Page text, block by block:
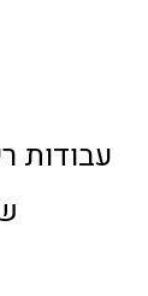
עבודות